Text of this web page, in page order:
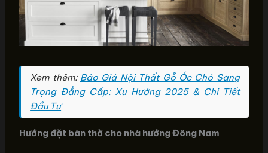
Xem thêm: Báo Giá Nội Thất Gỗ Óc Chó Sang
Trọng Đẳng Cấp: Xu Hướng 2025 & Chi Tiết
Đầu Tư
Hướng đặt bàn thờ cho nhà hướng Đông Nam